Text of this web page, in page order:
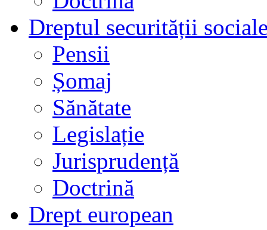
Dreptul securității
Pensii
Șomaj
Sănătate
Legislație
Jurisprudență
Doctrină
Drept european